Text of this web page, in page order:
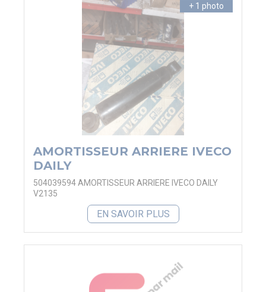
+ 1 photo
AMORTISSEUR ARRIERE IVECO
DAILY
504039594 AMORTISSEUR ARRIERE IVECO DAILY
V2135
EN SAVOIR PLUS